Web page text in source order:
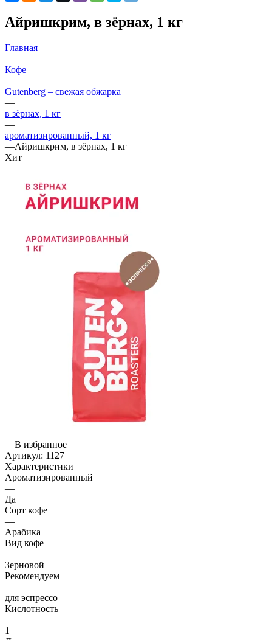
Айришкрим, в зёрнах, 1 кг
Главная
—
Кофе
—
Gutenberg – свежая обжарка
—
в зёрнах, 1 кг
—
ароматизированный, 1 кг
—Айришкрим, в зёрнах, 1 кг
Хит
В избранное
Артикул: 1127
Характеристики
Ароматизированный
—
Да
Сорт кофе
—
Арабика
Вид кофе
—
Зерновой
Рекомендуем
—
для эспрессо
Кислотность
—
1